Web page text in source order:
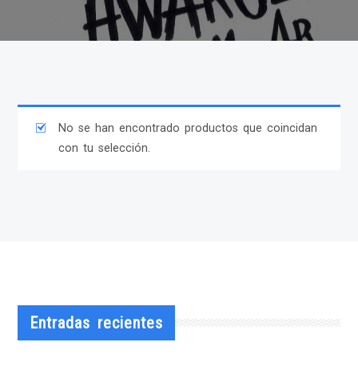
No se han encontrado productos que coincidan
con tu selección.
Entradas recientes